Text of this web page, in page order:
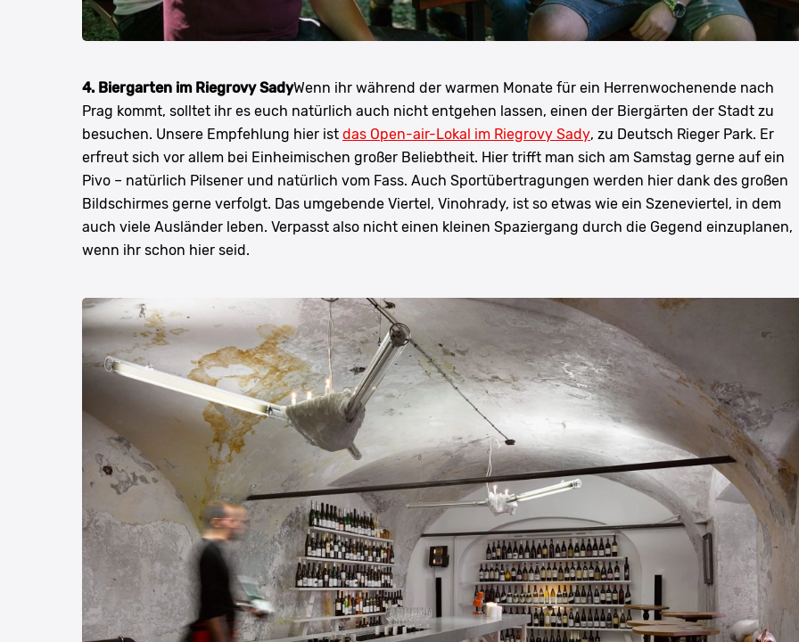
4. Biergarten im Riegrovy SadyWenn ihr während der warmen Monate für ein Herrenwochenende nach
Prag kommt, solltet ihr es euch natürlich auch nicht entgehen lassen, einen der Biergärten der Stadt zu
besuchen. Unsere Empfehlung hier ist das Open-air-Lokal im Riegrovy Sady, zu Deutsch Rieger Park. Er
erfreut sich vor allem bei Einheimischen großer Beliebtheit. Hier trifft man sich am Samstag gerne auf ein
Pivo – natürlich Pilsener und natürlich vom Fass. Auch Sportübertragungen werden hier dank des großen
Bildschirmes gerne verfolgt. Das umgebende Viertel, Vinohrady, ist so etwas wie ein Szeneviertel, in dem
auch viele Ausländer leben. Verpasst also nicht einen kleinen Spaziergang durch die Gegend einzuplanen,
wenn ihr schon hier seid.